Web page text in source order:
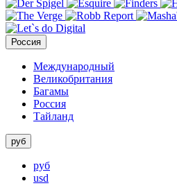
Россия
Международный
Великобритания
Багамы
Россия
Тайланд
руб
руб
usd